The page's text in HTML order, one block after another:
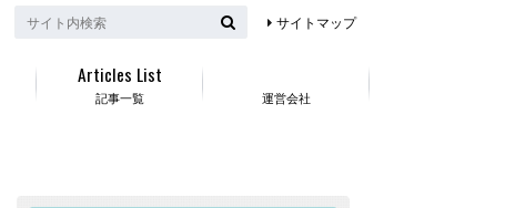
サイトマップ
記事一覧
Articles List
運営会社